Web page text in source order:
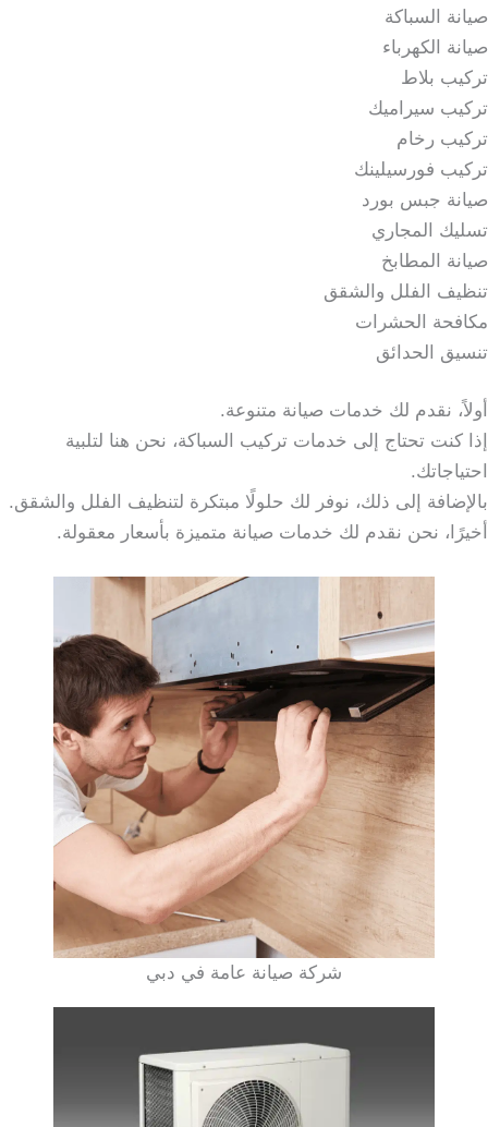
صيانة السباكة
صيانة الكهرباء
تركيب بلاط
تركيب سيراميك
تركيب رخام
تركيب فورسيلينك
صيانة جبس بورد
تسليك المجاري
صيانة المطابخ
تنظيف الفلل والشقق
مكافحة الحشرات
تنسيق الحدائق
أولاً، نقدم لك خدمات صيانة متنوعة.
إذا كنت تحتاج إلى خدمات تركيب السباكة، نحن هنا لتلبية
احتياجاتك.
بالإضافة إلى ذلك، نوفر لك حلولًا مبتكرة لتنظيف الفلل والشقق.
أخيرًا، نحن نقدم لك خدمات صيانة متميزة بأسعار معقولة.
شركة صيانة عامة في دبي